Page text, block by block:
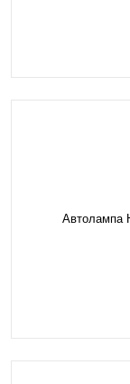
Автолампа